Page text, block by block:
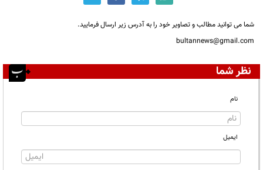
شما می توانید مطالب و تصاویر خود را به آدرس زیر ارسال فرمایید.
bultannews@gmail.com
نظر شما
نام
ایمیل